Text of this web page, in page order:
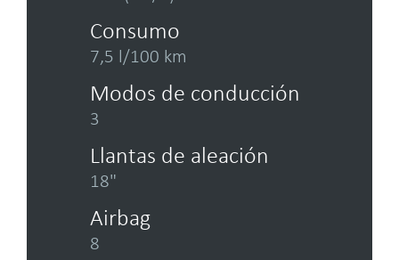
Consumo
7,5 l/100 km
Modos de conducción
3
Llantas de aleación
18"
Airbag
8